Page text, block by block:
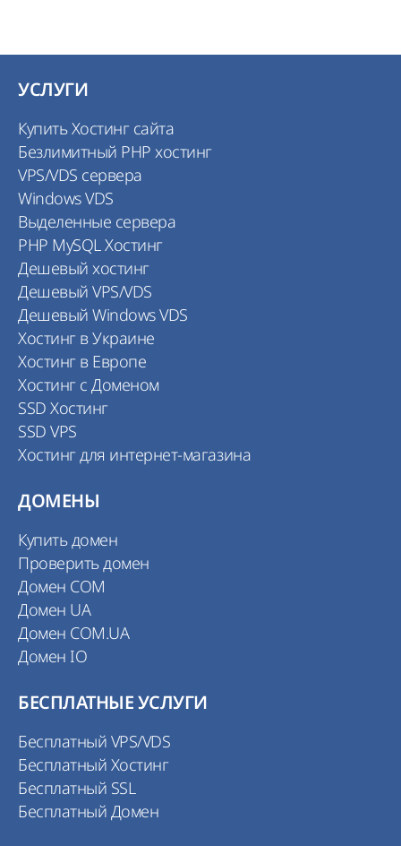
УСЛУГИ
Купить Хостинг сайта
Безлимитный PHP хостинг
VPS/VDS сервера
Windows VDS
Выделенные сервера
PHP MySQL Хостинг
Дешевый хостинг
Дешевый VPS/VDS
Дешевый Windows VDS
Хостинг в Украине
Хостинг в Европе
Хостинг с Доменом
SSD Хостинг
SSD VPS
Хостинг для интернет-магазина
ДОМЕНЫ
Купить домен
Проверить домен
Домен COM
Домен UA
Домен COM.UA
Домен IO
БЕСПЛАТНЫЕ УСЛУГИ
Бесплатный VPS/VDS
Бесплатный Хостинг
Бесплатный SSL
Бесплатный Домен